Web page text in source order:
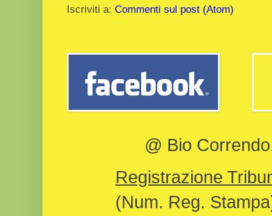
Iscriviti a: Commenti sul post (Atom)
@ Bio
Registrazione
(Num. Reg.